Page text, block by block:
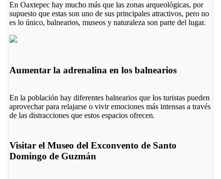
En Oaxtepec hay mucho más que las zonas arqueológicas, por
supuesto que estas son uno de sus principales atractivos, pero no
es lo único, balnearios, museos y naturaleza son parte del lugar.
Aumentar la adrenalina en los balnearios
En la población hay diferentes balnearios que los turistas pueden
aprovechar para relajarse o vivir emociones más intensas a través
de las distracciones que estos espacios ofrecen.
Visitar el Museo del Exconvento de Santo
Domingo de Guzmán